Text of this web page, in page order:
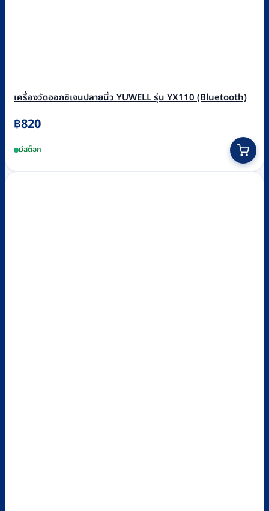
เครื่องวัดออกซิเจนปลายนิ้ว YUWELL รุ่น YX110 (Bluetooth)
฿820
มีสต็อก